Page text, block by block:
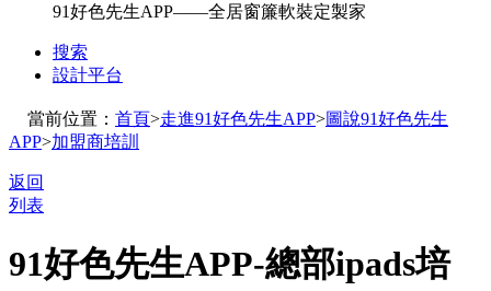
91好色先生APP——全居窗簾軟裝定製家
搜索
設計平台
當前位置： 首頁>走進91好色先生APP>圖說91好色先生
APP>加盟商培訓
返回
列表
91好色先生APP-總部ipads培